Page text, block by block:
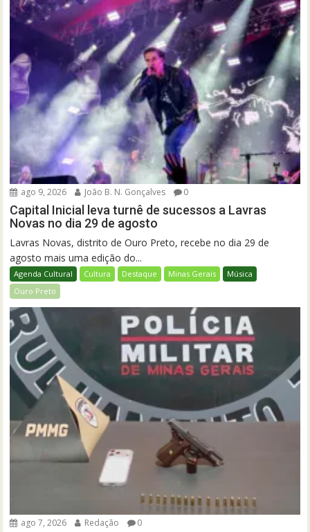
ago 9, 2026 João B. N. Gonçalves 0
Capital Inicial leva turnê de sucessos a Lavras
Novas no dia 29 de agosto
Lavras Novas, distrito de Ouro Preto, recebe no dia 29 de
agosto mais uma edição do...
Agenda Cultural Cultura Destaque Minas Gerais
Música
Ouro Preto
ago 7, 2026 Redação 0